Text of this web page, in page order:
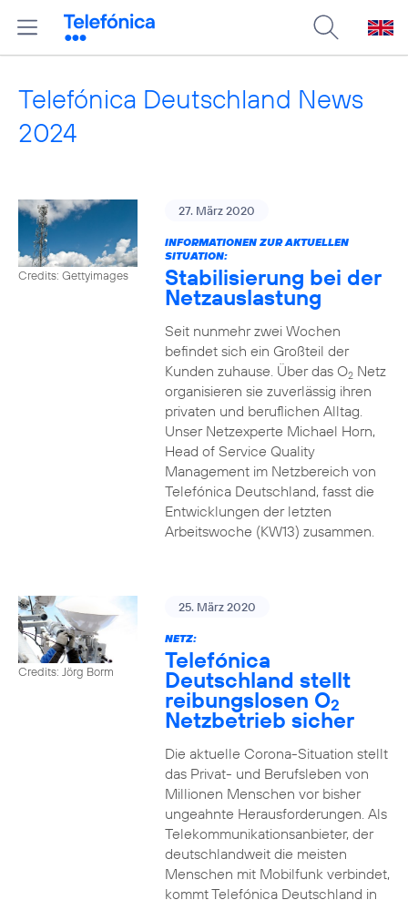
Telefónica Deutschland News
2024
Credits: Gettyimages
27. März 2020
INFORMATIONEN ZUR AKTUELLEN
SITUATION:
Stabilisierung bei der
Netzauslastung
Seit nunmehr zwei Wochen
befindet sich ein Großteil der
Kunden zuhause. Über das O2Netz
organisieren sie zuverlässig ihren
privaten und beruflichen Alltag.
Unser Netzexperte Michael Horn,
Head of Service Quality
Management im Netzbereich von
Telefónica Deutschland, fasst die
Entwicklungen der letzten
Arbeitswoche (KW13) zusammen.
Credits: Jörg Borm
25. März 2020
NETZ:
Telefónica
Deutschland stellt
reibungslosen O2
Netzbetrieb sicher
Die aktuelle Corona-Situation stellt
das Privat- und Berufsleben von
Millionen Menschen vor bisher
ungeahnte Herausforderungen. Als
Telekommunikationsanbieter, der
deutschlandweit die meisten
Menschen mit Mobilfunk verbindet,
kommt Telefónica Deutschland in